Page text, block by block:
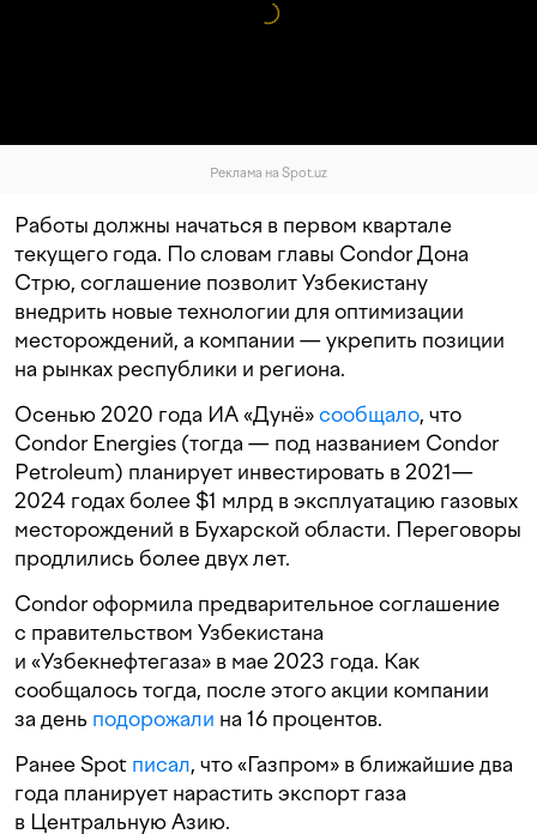
Реклама на Spot.uz
Работы должны начаться в первом квартале
текущего года. По словам главы Condor Дона
Стрю, соглашение позволит Узбекистану
внедрить новые технологии для оптимизации
месторождений, а компании — укрепить позиции
на рынках республики и региона.
Осенью 2020 года ИА «Дунё»сообщало, что
Condor Energies (тогда — под названием Condor
Petroleum) планирует инвестировать в 2021—
2024 годах более $1 млрд в эксплуатацию газовых
месторождений в Бухарской области. Переговоры
продлились более двух лет.
Condor оформила предварительное соглашение
с правительством Узбекистана
и «Узбекнефтегаза» в мае 2023 года. Как
сообщалось тогда, после этого акции компании
за день подорожали на 16 процентов.
Ранее Spot писал, что «Газпром» в ближайшие два
года планирует нарастить экспорт газа
в Центральную Азию.